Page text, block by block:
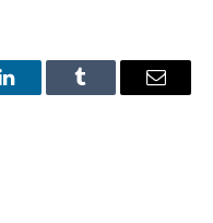
LinkedInTumblr Email